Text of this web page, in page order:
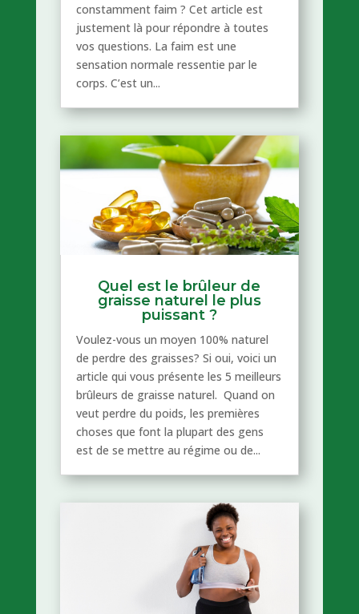
constamment faim ? Cet article est
justement là pour répondre à toutes
vos questions. La faim est une
sensation normale ressentie par le
corps. C’est un...
Quel est le brûleur de
graisse naturel le plus
puissant ?
Voulez-vous un moyen 100% naturel
de perdre des graisses? Si oui, voici un
article qui vous présente les 5 meilleurs
brûleurs de graisse naturel. Quand on
veut perdre du poids, les premières
choses que font la plupart des gens
est de se mettre au régime ou de...